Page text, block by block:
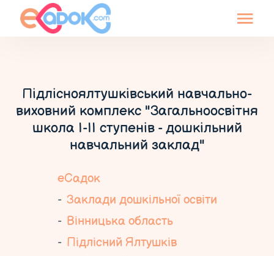
Підлісноялтушківський навчально-
виховний комплекс "Загальноосвітня
школа І-ІІ ступенів - дошкільний
навчальний заклад"
еСадок
Заклади дошкільної освіти
Вінницька область
Підлісний Ялтушків